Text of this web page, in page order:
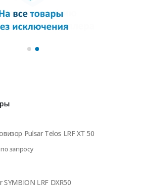
Pulsar Telos LRF XT 50
запросу
SYMBION LRF DXR50